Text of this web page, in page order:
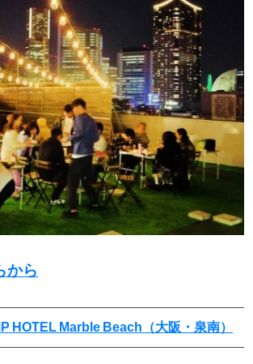
から
HOTEL Marble Beach（大阪・泉南）